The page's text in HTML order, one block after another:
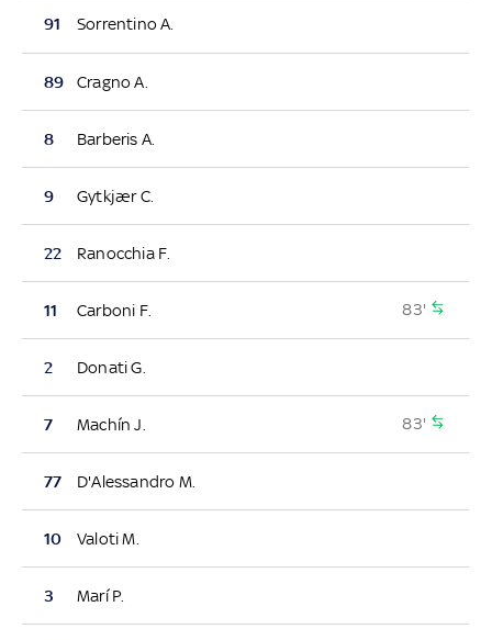
91 Sorrentino A.
89 Cragno A.
8 Barberis A.
9 Gytkjær C.
22 Ranocchia F.
11 Carboni F. 83'
2 Donati G.
7 Machín J. 83'
77 D'Alessandro M.
10 Valoti M.
3 Marí P.